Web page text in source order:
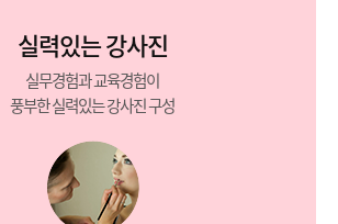
실력있는 강사진
실무경험과 교육경험이
풍부한 실력있는 강사진 구성